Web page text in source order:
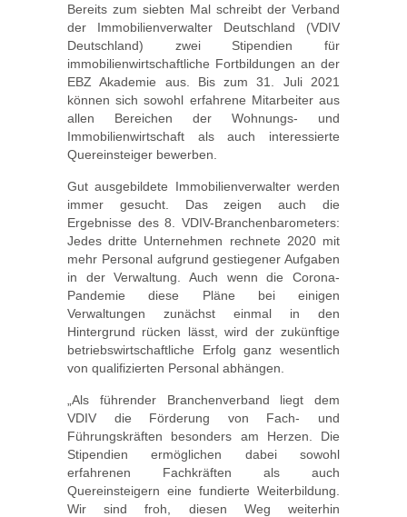
Bereits zum siebten Mal schreibt der Verband
der Immobilienverwalter Deutschland (VDIV
Deutschland) zwei Stipendien für
immobilienwirtschaftliche Fortbildungen an der
EBZ Akademie aus. Bis zum 31. Juli 2021
können sich sowohl erfahrene Mitarbeiter aus
allen Bereichen der Wohnungs- und
Immobilienwirtschaft als auch interessierte
Quereinsteiger bewerben.
Gut ausgebildete Immobilienverwalter werden
immer gesucht. Das zeigen auch die
Ergebnisse des 8. VDIV-Branchenbarometers:
Jedes dritte Unternehmen rechnete 2020 mit
mehr Personal aufgrund gestiegener Aufgaben
in der Verwaltung. Auch wenn die Corona-
Pandemie diese Pläne bei einigen
Verwaltungen zunächst einmal in den
Hintergrund rücken lässt, wird der zukünftige
betriebswirtschaftliche Erfolg ganz wesentlich
von qualifizierten Personal abhängen.
„Als führender Branchenverband liegt dem
VDIV die Förderung von Fach- und
Führungskräften besonders am Herzen. Die
Stipendien ermöglichen dabei sowohl
erfahrenen Fachkräften als auch
Quereinsteigern eine fundierte Weiterbildung.
Wir sind froh, diesen Weg weiterhin